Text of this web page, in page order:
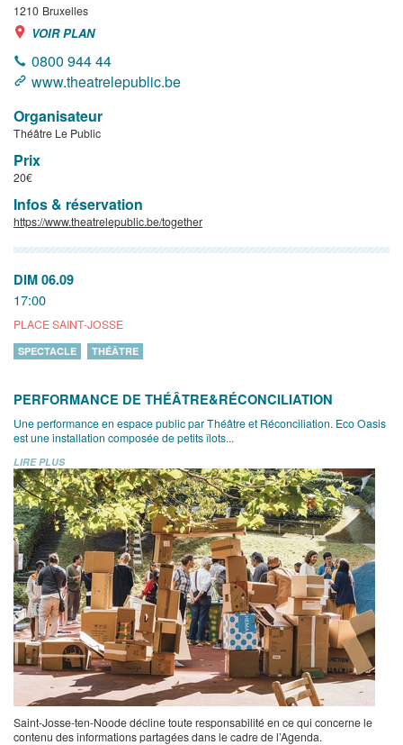
1210 Bruxelles
VOIR PLAN
0800 944 44
www.theatrelepublic.be
Organisateur
Théâtre Le Public
Prix
20€
Infos & réservation
https://www.theatrelepublic.be/together
DIM 06.09
17:00
PLACE SAINT-JOSSE
SPECTACLE THÉÂTRE
PERFORMANCE DE THÉÂTRE&RÉCONCILIATION
Une performance en espace public par Théâtre et Réconciliation. Eco Oasis
est une installation composée de petits îlots...
LIRE PLUS
Saint-Josse-ten-Noode décline toute responsabilité en ce qui concerne le
contenu des informations partagées dans le cadre de l’Agenda.